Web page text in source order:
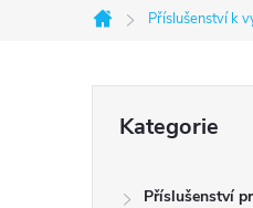
Domů
Příslušenství k
kategorie
Kategorie
Příslušenství